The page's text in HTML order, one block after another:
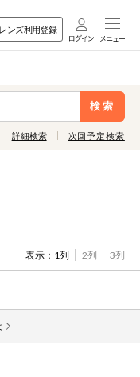
ンズ利用登録
検索
目的
から探す
詳細検索
条件を指定しなくて
次回予定検索
表示： 1列 2列 3列